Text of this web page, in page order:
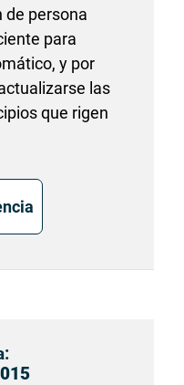
de persona
para
y por
las
que rigen